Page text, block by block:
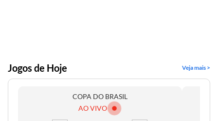
Jogos de Hoje Veja mais >
COPA DO BRASIL
AO VIVO